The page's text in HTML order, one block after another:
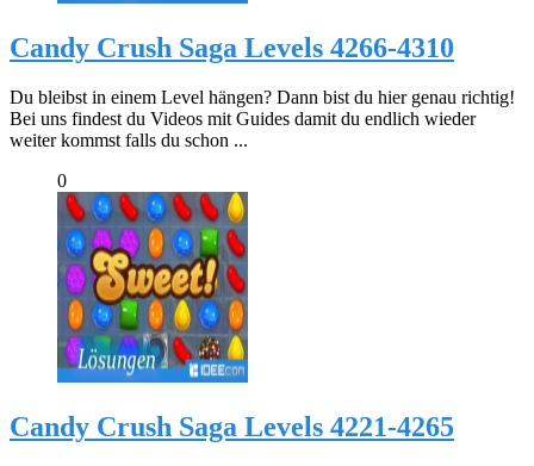
Candy Crush Saga Levels 4266-4310
Du bleibst in einem Level hängen? Dann bist du hier genau richtig!
Bei uns findest du Videos mit Guides damit du endlich wieder
weiter kommst falls du schon ...
0
Candy Crush Saga Levels 4221-4265